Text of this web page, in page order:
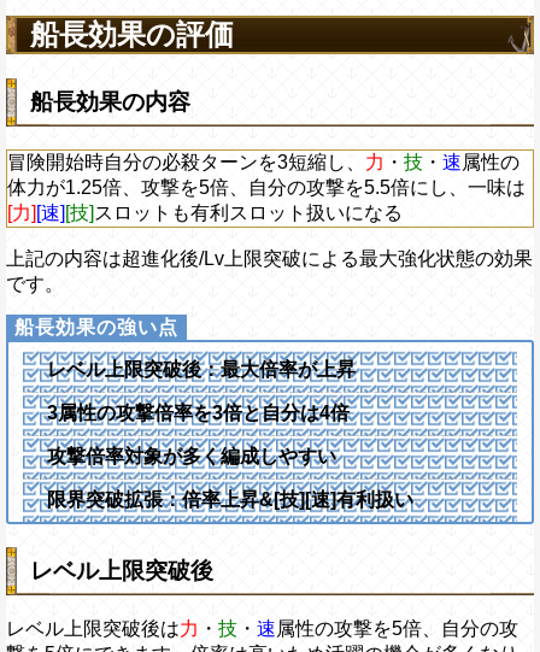
船長効果の評価
船長効果の内容
冒険開始時自分の必殺ターンを3短縮し、 力 ・ 技 ・ 速属性の
体力が1.25倍、攻撃を5倍、自分の攻撃を5.5倍にし、一味は
[力] [速] [技] スロットも有利スロット扱いになる
上記の内容は超進化後/Lv上限突破による最大強化状態の効果
です。
レベル上限突破後：最大倍率が上昇
3属性の攻撃倍率を3倍と自分は4倍
攻撃倍率対象が多く編成しやすい
限界突破拡張：倍率上昇&[技][速]有利扱い
レベル上限突破後
レベル上限突破後は力 ・ 技 ・ 速属性の攻撃を5倍、自分の攻